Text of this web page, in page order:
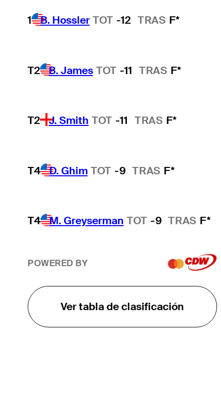
1 B. Hossler TOT -12 TRAS F*
T2 B. James TOT -11 TRAS F*
T2 J. Smith TOT -11 TRAS F*
T4 D. Ghim TOT -9 TRAS F*
T4 M. Greyserman TOT -9 TRAS F*
POWERED BY
Ver tabla de clasificación